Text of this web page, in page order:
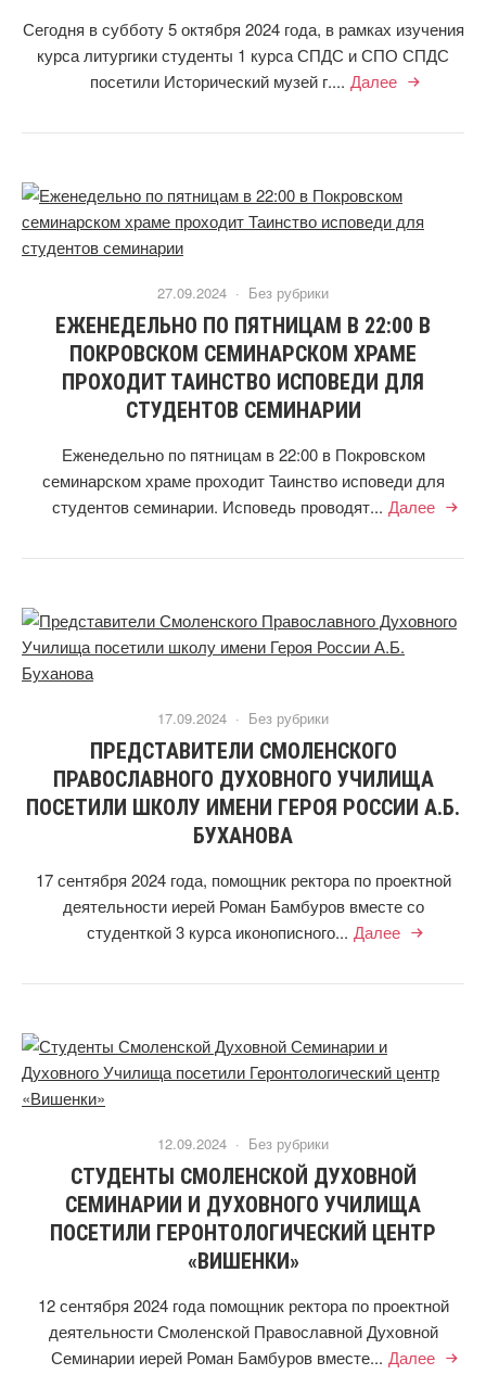
Сегодня в субботу 5 октября 2024 года, в рамках изучения
курса литургики студенты 1 курса СПДС и СПО СПДС
посетили Исторический музей г.... Далее
27.09.2024 · Без рубрики
ЕЖЕНЕДЕЛЬНО ПО ПЯТНИЦАМ В 22:00 В
ПОКРОВСКОМ СЕМИНАРСКОМ ХРАМЕ
ПРОХОДИТ ТАИНСТВО ИСПОВЕДИ ДЛЯ
СТУДЕНТОВ СЕМИНАРИИ
Еженедельно по пятницам в 22:00 в Покровском
семинарском храме проходит Таинство исповеди для
студентов семинарии. Исповедь проводят... Далее
17.09.2024 · Без рубрики
ПРЕДСТАВИТЕЛИ СМОЛЕНСКОГО
ПРАВОСЛАВНОГО ДУХОВНОГО УЧИЛИЩА
ПОСЕТИЛИ ШКОЛУ ИМЕНИ ГЕРОЯ РОССИИ А.Б.
БУХАНОВА
17 сентября 2024 года, помощник ректора по проектной
деятельности иерей Роман Бамбуров вместе со
студенткой 3 курса иконописного... Далее
12.09.2024 · Без рубрики
СТУДЕНТЫ СМОЛЕНСКОЙ ДУХОВНОЙ
СЕМИНАРИИ И ДУХОВНОГО УЧИЛИЩА
ПОСЕТИЛИ ГЕРОНТОЛОГИЧЕСКИЙ ЦЕНТР
«ВИШЕНКИ»
12 сентября 2024 года помощник ректора по проектной
деятельности Смоленской Православной Духовной
Семинарии иерей Роман Бамбуров вместе... Далее